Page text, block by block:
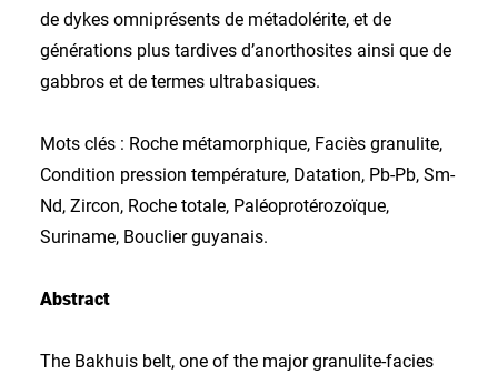
de dykes omniprésents de métadolérite, et de
générations plus tardives d’anorthosites ainsi que de
gabbros et de termes ultrabasiques.
Mots clés : Roche métamorphique, Faciès granulite,
Condition pression température, Datation, Pb-Pb, Sm-
Nd, Zircon, Roche totale, Paléoprotérozoïque,
Suriname, Bouclier guyanais.
Abstract
The Bakhuis belt, one of the major granulite-facies